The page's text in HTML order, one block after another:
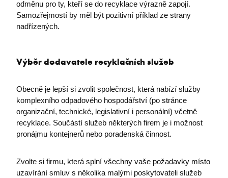
odměnu pro ty, kteří se do recyklace výrazně zapojí.
Samozřejmostí by měl být pozitivní příklad ze strany
nadřízených.
Výběr dodavatele recyklačních služeb
Obecně je lepší si zvolit společnost, která nabízí služby
komplexního odpadového hospodářství (po stránce
organizační, technické, legislativní i personální) včetně
recyklace. Součástí služeb některých firem je i možnost
pronájmu kontejnerů nebo poradenská činnost.
Zvolte si firmu, která splní všechny vaše požadavky místo
uzavírání smluv s několika malými poskytovateli služeb